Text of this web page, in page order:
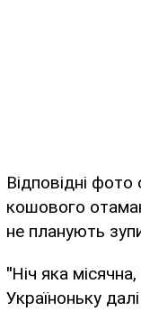
Відповідні фото
кошового
не планують
"Ніч яка
Україноньку